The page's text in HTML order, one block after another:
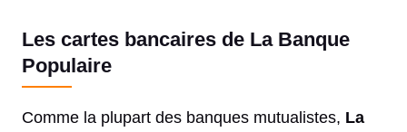
Les cartes bancaires de La Banque
Populaire
Comme la plupart des banques mutualistes, La